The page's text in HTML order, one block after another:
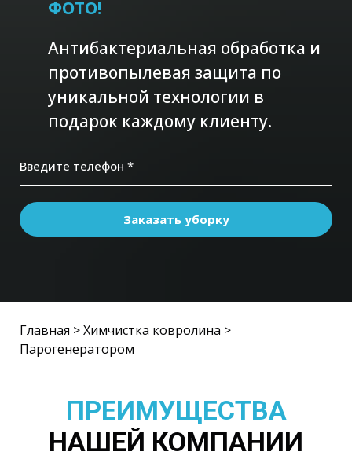
ФОТО!
Антибактериальная обработка и
противопылевая защита по
уникальной технологии в
подарок каждому клиенту.
Введите телефон *
Заказать уборку
Главная >Химчистка ковролина >
Парогенератором
ПРЕИМУЩЕСТВА
НАШЕЙ КОМПАНИИ